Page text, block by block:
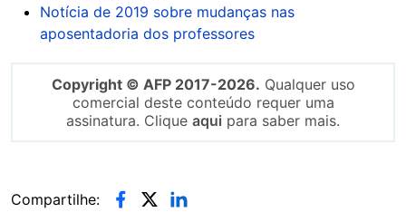
Notícia de 2019 sobre mudanças nas
aposentadoria dos professores
Copyright © AFP 2017-2026. Qualquer uso
comercial deste conteúdo requer uma
assinatura. Clique aqui para saber mais.
Compartilhe: